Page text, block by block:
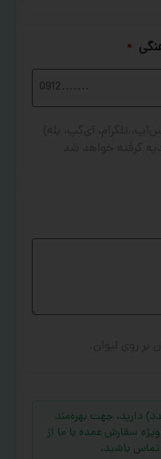
*
سفارش عمده (بالای ۱۰ عدد) دارید، جهت بهره‌مند
سفارش عمده با ما از
باشید.